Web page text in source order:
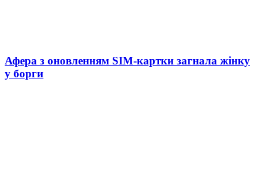
Афера з оновленням SIM-картки загнала жінку
у борги